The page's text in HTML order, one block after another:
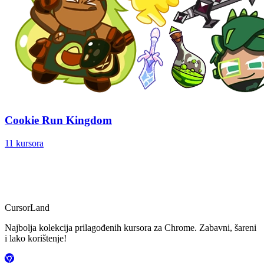
Cookie Run Kingdom
11 kursora
CursorLand
Najbolja kolekcija prilagođenih kursora za Chrome. Zabavni, šareni
i lako korištenje!